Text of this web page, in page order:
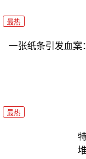
最热
一张纸条引发血案
最热